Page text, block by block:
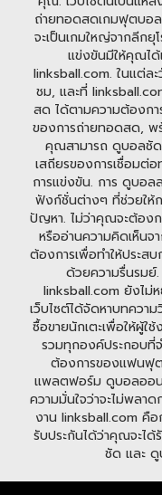
ถ่ายทอดสดเกมฟุตบอล
จะเป็นเกมใหญ่จากลีกยุ
แข่งขันมีให้คุณไ
linksball.com. ในแต่ล
ชม, และที่
สด ได้ตามความต้องก
ของการถ่ายทอดสด, พ
คุณสามารถ ดูบอลชั
เสถียรของการเชื่อมต่
การแข่งขัน. การ ดูบอ
ฟังก์ชั่นต่างๆ ที่ช่วยให้
ปัญหา. ไม่ว่าคุณจะต้อง
หรืออ่านความคิดเห็น
ต้องการเพื่อทำให้ประ
ด้วยความรื่นรม
linksball.com ยังไม่
เว็บไซต์ได้จัดหาบทควา
ซื้อขายนักเตะเพื่อให้ผู้ใ
รวมทุกองค์ประกอบที่
ต้องการของแฟนฟุต
แพลตฟอร์ม ดูบอลออน
ความมั่นใจว่าจะไม่พลา
งาน linksball.com คื
รับประกันได้ว่าคุณจะไ
ชัด และ